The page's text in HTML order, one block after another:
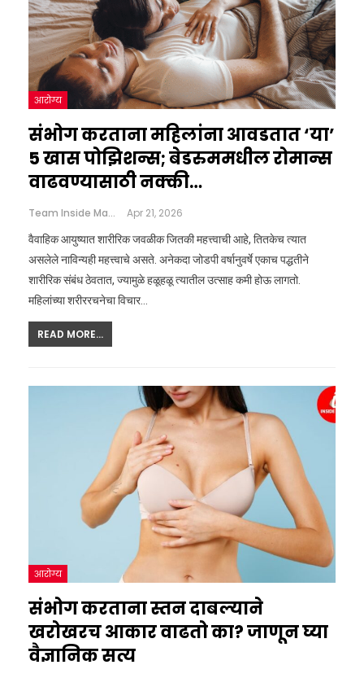
आरोग्य
संभोग करताना महिलांना आवडतात ‘या’
5 खास पोझिशन्स; बेडरुममधील रोमान्स
वाढवण्यासाठी नक्की…
Team Inside Marathi Apr 21, 2026
वैवाहिक आयुष्यात शारीरिक जवळीक जितकी महत्त्वाची आहे, तितकेच त्यात
असलेले नाविन्यही महत्त्वाचे असते. अनेकदा जोडपी वर्षानुवर्षे एकाच पद्धतीने
शारीरिक संबंध ठेवतात, ज्यामुळे हळूहळू त्यातील उत्साह कमी होऊ लागतो.
महिलांच्या शरीररचनेचा विचार…
READ MORE...
आरोग्य
संभोग करताना स्तन दाबल्याने
खरोखरच आकार वाढतो का? जाणून घ्या
वैज्ञानिक सत्य